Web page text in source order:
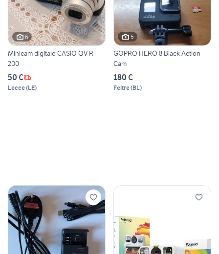
6
Minicam digitale CASIO QV R
200
50 €
Lecce(LE)
5
GOPRO HERO 8 Black Action
Cam
180 €
Feltre(BL)